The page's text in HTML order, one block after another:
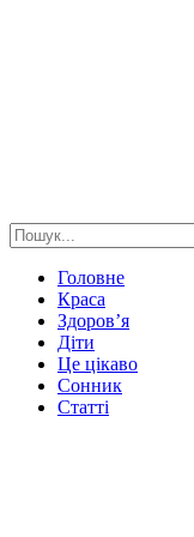
Головне
Краса
Здоров’я
Діти
Це цікаво
Сонник
Статті